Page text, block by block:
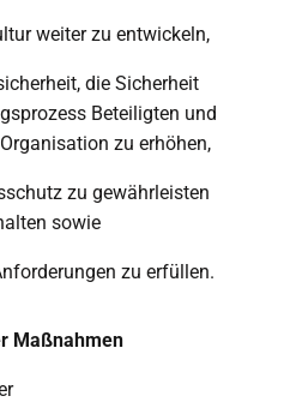
weiter zu entwickeln,
die Sicherheit
Beteiligten und
zu erhöhen,
zu gewährleisten
sowie
zu erfüllen.
Maßnahmen